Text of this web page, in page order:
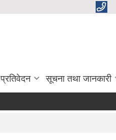
प्रतिवेदन सूचना तथा जानकारी